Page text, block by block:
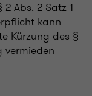
Abs. 2 Satz 1
kann
Kürzung des §
vermieden